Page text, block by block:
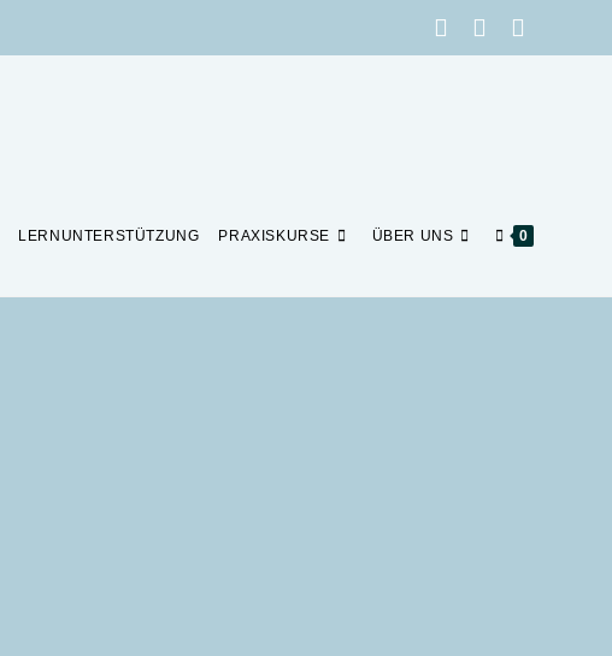
LERNUNTERSTÜTZUNG PRAXISKURSE ÜBER UNS 0